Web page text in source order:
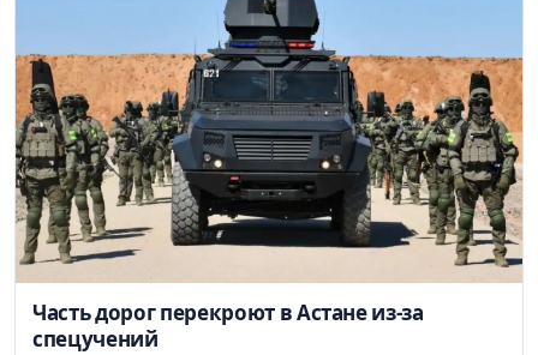
Часть дорог перекроют в Астане из-за
спецучений